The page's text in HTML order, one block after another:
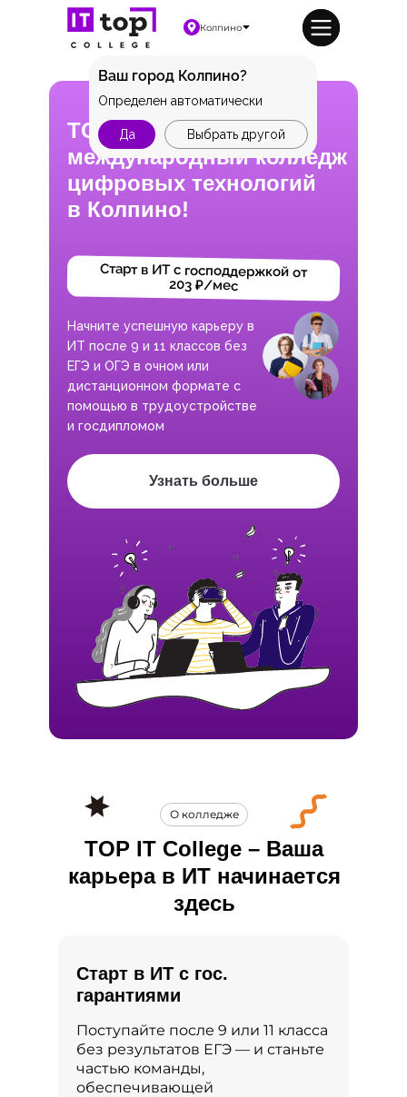
Колпино
Ваш город Колпино?
Да Выбрать другой
Определен автоматически
Начните успешную карьеру в
ИТ после 9 и 11 классов без
ЕГЭ и ОГЭ в очном или
дистанционном формате с
помощью в трудоустройстве
и госдипломом
Старт в ИТ с господдержкой от
203 ₽/мес
Узнать больше
TOP IT COLLEGE —
международный колледж
цифровых технологий
в Колпино!
TOP IT College – Ваша
карьера в ИТ начинается
здесь
О колледже
Старт в ИТ с гос.
гарантиями
Поступайте после 9 или 11 класса
без результатов ЕГЭ — и станьте
частью команды,
обеспечивающей